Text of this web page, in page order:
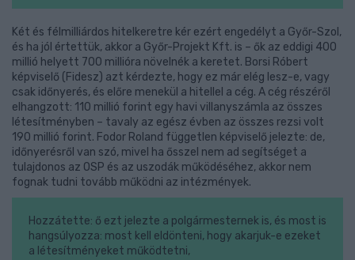
Két és félmilliárdos hitelkeretre kér ezért engedélyt a Győr-Szol,
és ha jól értettük, akkor a Győr-Projekt Kft. is – ők az eddigi 400
millió helyett 700 millióra növelnék a keretet. Borsi Róbert
képviselő (Fidesz) azt kérdezte, hogy ez már elég lesz-e, vagy
csak időnyerés, és előre menekül a hitellel a cég. A cég részéről
elhangzott: 110 millió forint egy havi villanyszámla az összes
létesítményben – tavaly az egész évben az összes rezsi volt
190 millió forint. Fodor Roland független képviselő jelezte: de,
időnyerésről van szó, mivel ha ősszel nem ad segítséget a
tulajdonos az OSP és az uszodák működéséhez, akkor nem
fognak tudni tovább működni az intézmények.
Hozzátette: ő ezt jelezte a polgármesternek is, és most is
hangsúlyozza: most kell eldönteni, hogy akarjuk-e ezeket
a létesítményeket működtetni,